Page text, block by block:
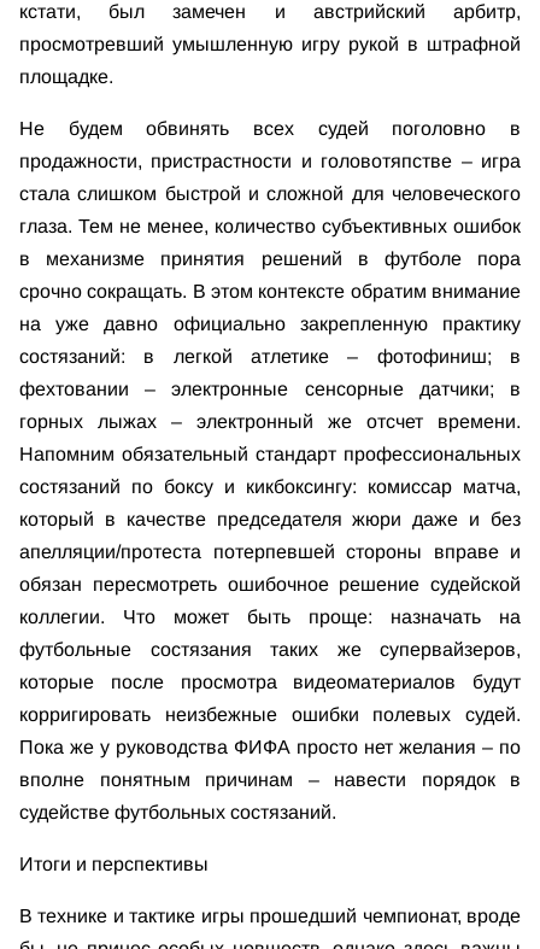
кстати, был замечен и австрийский арбитр,
просмотревший умышленную игру рукой в штрафной
площадке.
Не будем обвинять всех судей поголовно в
продажности, пристрастности и головотяпстве – игра
стала слишком быстрой и сложной для человеческого
глаза. Тем не менее, количество субъективных ошибок
в механизме принятия решений в футболе пора
срочно сокращать. В этом контексте обратим внимание
на уже давно официально закрепленную практику
состязаний: в легкой атлетике – фотофиниш; в
фехтовании – электронные сенсорные датчики; в
горных лыжах – электронный же отсчет времени.
Напомним обязательный стандарт профессиональных
состязаний по боксу и кикбоксингу: комиссар матча,
который в качестве председателя жюри даже и без
апелляции/протеста потерпевшей стороны вправе и
обязан пересмотреть ошибочное решение судейской
коллегии. Что может быть проще: назначать на
футбольные состязания таких же супервайзеров,
которые после просмотра видеоматериалов будут
корригировать неизбежные ошибки полевых судей.
Пока же у руководства ФИФА просто нет желания – по
вполне понятным причинам – навести порядок в
судействе футбольных состязаний.
Итоги и перспективы
В технике и тактике игры прошедший чемпионат, вроде